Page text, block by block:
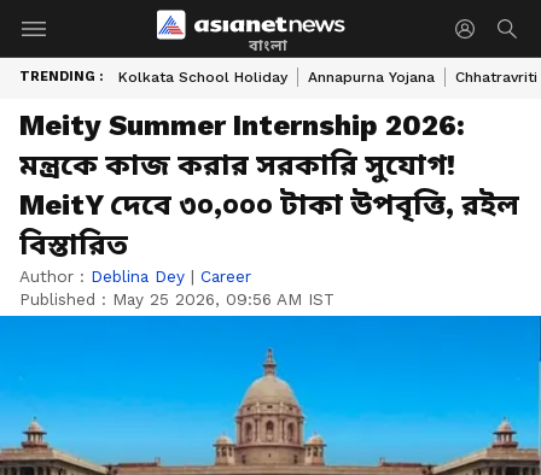
বাংলা
TRENDING : Kolkata School Holiday Annapurna Yojana Chhatravriti
Meity Summer Internship 2026:
মন্ত্রকে কাজ করার সরকারি সুযোগ!
MeitY দেবে ৩০,০০০ টাকা উপবৃত্তি, রইল
বিস্তারিত
Author : Deblina Dey | Career
Published : May 25 2026, 09:56 AM IST